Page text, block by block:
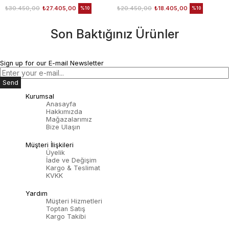
₺27.405,00
₺30.450,00 %10 ₺18.405,00
₺20.450,00 %10
Son Baktığınız Ürünler
Sign up for our E-mail Newsletter
Send
Kurumsal
Anasayfa
Hakkımızda
Mağazalarımız
Bize Ulaşın
Müşteri İlişkileri
Üyelik
İade ve Değişim
Kargo & Teslimat
KVKK
Yardım
Müşteri Hizmetleri
Toptan Satış
Kargo Takibi